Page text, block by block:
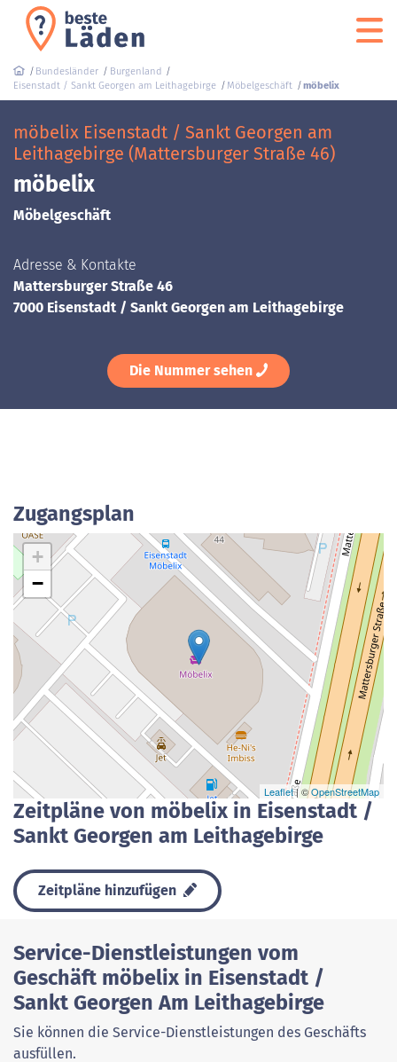
Bundesländer
Burgenland
Eisenstadt / Sankt Georgen am Leithagebirge
Möbelgeschäft möbelix
möbelix Eisenstadt / Sankt Georgen am
Leithagebirge (Mattersburger Straße 46)
möbelix
Möbelgeschäft
Adresse & Kontakte
Mattersburger Straße 46
7000 Eisenstadt / Sankt Georgen am Leithagebirge
Die Nummer sehen
Zugangsplan
+
−
Leaflet| ©OpenStreetMap
Zeitpläne von möbelix in Eisenstadt /
Sankt Georgen am Leithagebirge
Zeitpläne hinzufügen
Service-Dienstleistungen vom
Geschäft möbelix in Eisenstadt /
Sankt Georgen Am Leithagebirge
Sie können die Service-Dienstleistungen des Geschäfts
ausfüllen.